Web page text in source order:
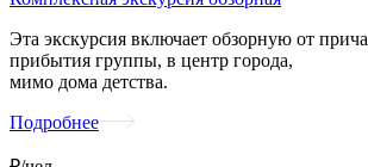
Эта экскурсия включает обзорную от
прибытия группы, в центр города,
мимо дома детства.
Подробнее